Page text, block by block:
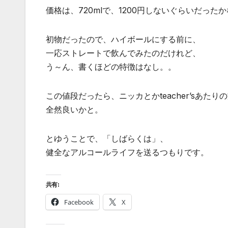
価格は、720mlで、1200円しないぐらいだったか
初物だったので、ハイボールにする前に、
一応ストレートで飲んでみたのだけれど、
う～ん、書くほどの特徴はなし。。
この値段だったら、ニッカとかteacher’sあたりの
全然良いかと。
とゆうことで、「しばらくは」、
健全なアルコールライフを送るつもりです。
共有:
Facebook X